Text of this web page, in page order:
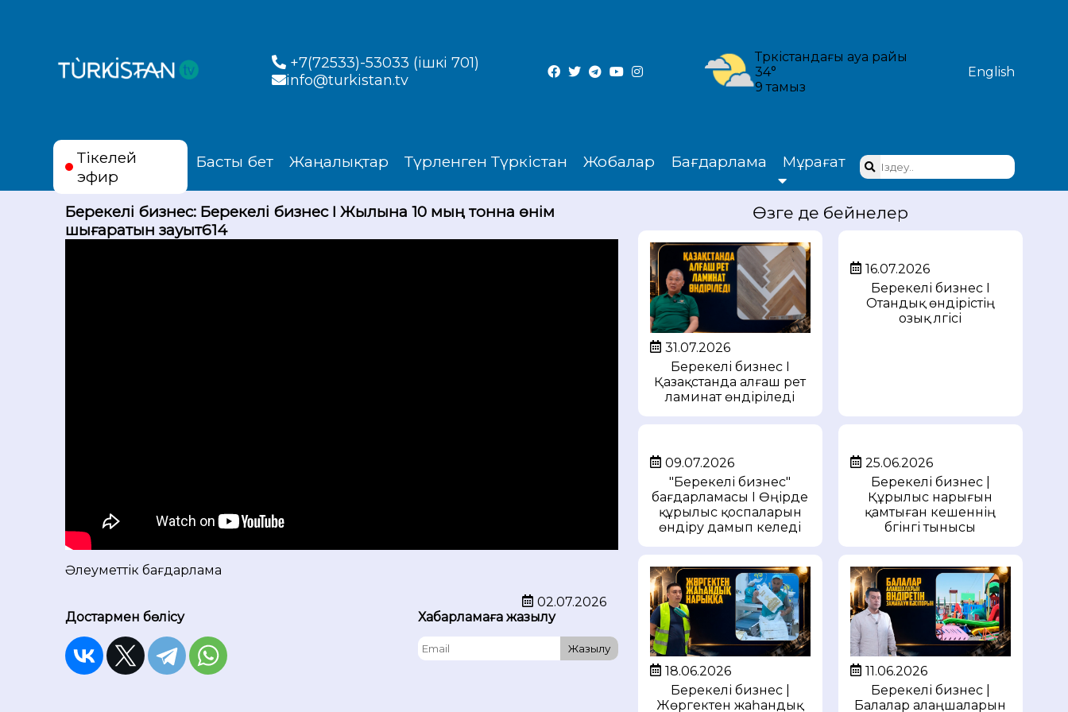
+7(72533)-53033 (ішкі 701)
info@turkistan.tv
Түркістандағы ауа райы
34°
9 тамыз
English
Тікелей
эфир
Басты бет Жаңалықтар Түрленген Түркістан Жобалар Бағдарлама Мұрағат
Берекелі бизнес: Берекелі бизнес I Жылына 10 мың тонна өнім
шығаратын зауыт614
Әлеуметтік бағдарлама
02.07.2026
Достармен бөлісу
Хабарламаға жазылу
Жазылу
Өзге де бейнелер
31.07.2026
Берекелі бизнес I
Қазақстанда алғаш рет
ламинат өндіріледі
16.07.2026
Берекелі бизнес I
Отандық өндірістің
озық үлгісі
09.07.2026
"Берекелі бизнес"
бағдарламасы I Өңірде
құрылыс қоспаларын
өндіру дамып келеді
25.06.2026
Берекелі бизнес |
Құрылыс нарығын
қамтыған кешеннің
бүгінгі тынысы
18.06.2026
Берекелі бизнес |
Жөргектен жаһандық
11.06.2026
Берекелі бизнес |
Балалар алаңшаларын